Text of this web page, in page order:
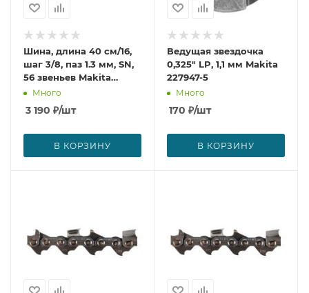
Шина, длина 40 см/16,
шаг 3/8, паз 1.3 мм, SN,
56 звеньев Makita
191G25-8
Много
3 190 ₽/шт
В КОРЗИНУ
Ведущая звездочка
0,325" LP, 1,1 мм Makita
227947-5
Много
170 ₽/шт
В КОРЗИНУ